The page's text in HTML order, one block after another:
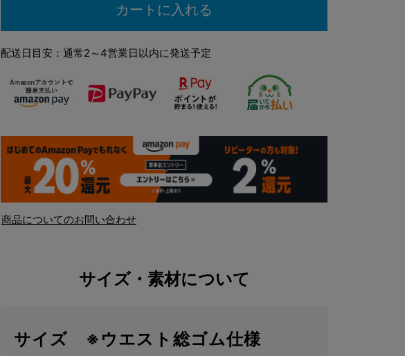
カートに入れる
配送日目安：通常2～4営業日以内に発送予定
商品についてのお問い合わせ
サイズ・素材について
サイズ ※ウエスト総ゴム仕様